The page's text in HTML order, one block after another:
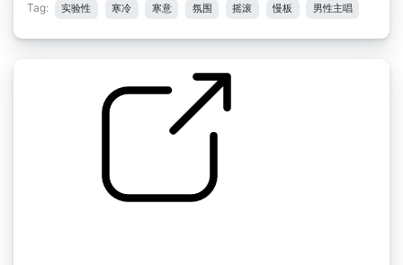
Tag: 实验性 寒冷 寒意 氛围 摇滚 慢板 男性主唱